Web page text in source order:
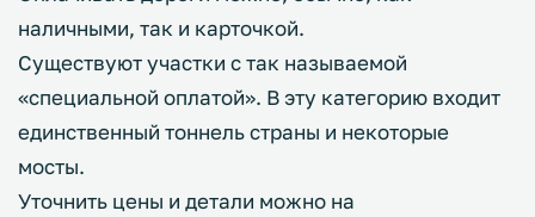
наличными, так и карточкой.
Существуют участки с так называемой
«специальной оплатой». В эту категорию входит
единственный тоннель страны и некоторые
мосты.
Уточнить цены и детали можно на